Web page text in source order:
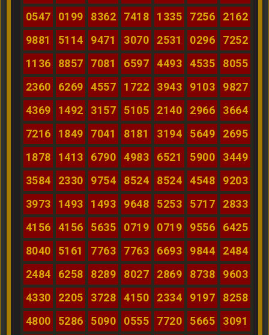
0547
0199 8362 7418 1335 7256
2162
9881
5114 9471 3070 2531 0296
7252
1136
8857 7081 6597 4493 4535
8055
2360
6269 4557 1722 3943 9103
9827
4369
1492 3157 5105 2140 2966
3664
7216
1849 7041 8181 3194 5649
2695
1878
1413 6790 4983 6521 5900
3449
3584
2330 9754 8524 8524 4548
9203
3973
1493 1493 9648 5253 5717
2833
4156
4156 5635 0719 0719 9556
6425
8040
5161 7763 7763 6693 9844
2484
2484
6258 8289 8027 2869 8738
9603
4330
2205 3728 4150 2334 9197
8258
4800
5286 5090 0555 7720 5665
3091